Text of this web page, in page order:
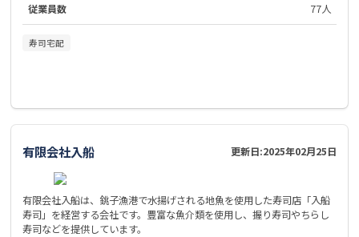
従業員数 77人
寿司宅配
有限会社入船 更新日:2025年02月25日
有限会社入船は、銚子漁港で水揚げされる地魚を使用した寿司店「入船
寿司」を経営する会社です。豊富な魚介類を使用し、握り寿司やちらし
寿司などを提供しています。